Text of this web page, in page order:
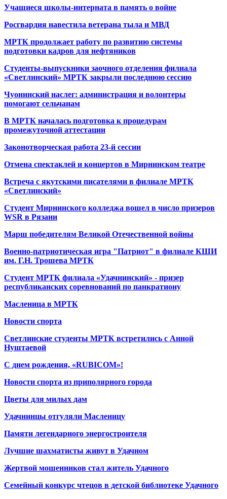
Учащиеся школы-интерната в память о войне
Росгвардия навестила ветерана тыла и МВД
МРТК продолжает работу по развитию системы
подготовки кадров для нефтяников
Студенты-выпускники заочного отделения филиала
«Светлинский» МРТК закрыли последнюю сессию
Чуонинский наслег: администрация и волонтеры
помогают сельчанам
В МРТК началась подготовка к процедурам
промежуточной аттестации
Законотворческая работа 23-й сессии
Отмена спектаклей и концертов в Мирнинском театре
Встреча с якутскими писателями в филиале МРТК
«Светлинский»
Студент Мирнинского колледжа вошел в число призеров
WSR в Рязани
Марш победителям Великой Отечественной войны
Военно-патриотическая игра "Патриот" в филиале КШИ
им. Г.Н. Трошева МРТК
Студент МРТК филиала «Удачнинский» - призер
республиканских соревнований по панкратиону
Масленица в МРТК
Новости спорта
Светлинские студенты МРТК встретились с Анной
Нуштаевой
С днем рождения, «RUBICOM»!
Новости спорта из приполярного города
Цветы для милых дам
Удачнинцы отгуляли Масленицу
Памяти легендарного энергостроителя
Лучшие шахматисты живут в Удачном
Жертвой мошенников стал житель Удачного
Семейный конкурс чтецов в детской библиотеке Удачного